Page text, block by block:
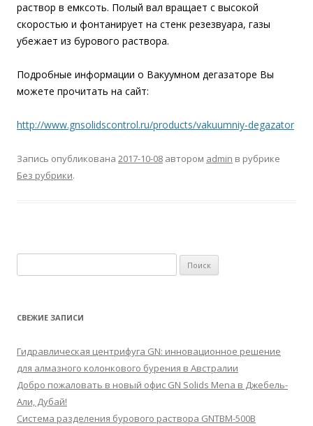
раствор в емксоть. Полый вал вращает с высокой
скоростью и фонтанирует на стенк резезвуара, газы
убежает из бурового раствора.
Подробные информации о Вакуумном дегазаторе Вы
можете прочитать на сайт:
http://www.gnsolidscontrol.ru/products/vakuumniy-degazator
Запись опубликована 2017-10-08 автором admin в рубрике
Без рубрики.
СВЕЖИЕ ЗАПИСИ
Гидравлическая центрифуга GN: инновационное решение
для алмазного колонкового бурения в Австралии
Добро пожаловать в новый офис GN Solids Mena в Джебель-
Али, Дубай!
Система разделения бурового раствора GNTBM-500B